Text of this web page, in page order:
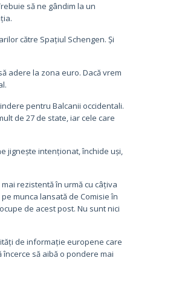
să ne gândim la un
către Spațiul Schengen. Și
adere la zona euro. Dacă vrem
pentru Balcanii occidentali.
de 27 de state, iar cele care
jignește intenționat, închide uși,
rezistentă în urmă cu câțiva
munca lansată de Comisie în
de acest post. Nu sunt nici
de informație europene care
să aibă o pondere mai